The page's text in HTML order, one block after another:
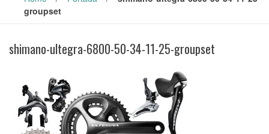
groupset
shimano-ultegra-6800-50-34-11-25-groupset